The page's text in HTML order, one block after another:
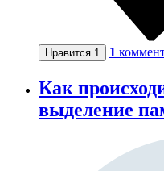
Нравится 1 1
Как
выделение